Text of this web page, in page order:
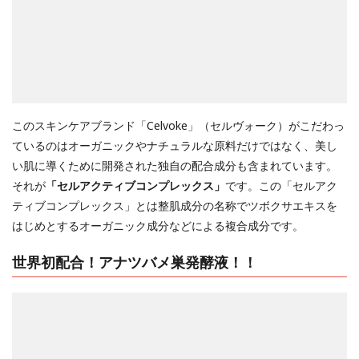
このスキンケアブランド「Celvoke」（セルヴォーク）がこだわっ
ているのはオーガニックやナチュラルな原料だけではなく、美し
い肌に導くために開発された独自の配合成分も含まれています。
それが 「セルアクティブコンプレックス」 です。この「セルアク
ティブコンプレックス」とは整肌成分の名称でツボクサエキスを
はじめとするオーガニック成分などによる複合成分です。
世界初配合！アナツバメ巣発酵液！！